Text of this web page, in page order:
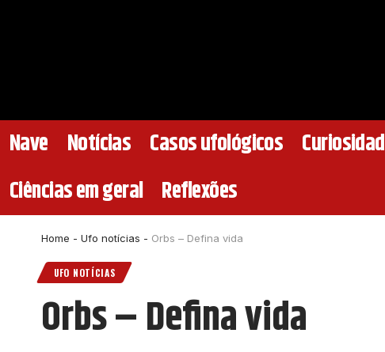
Nave Notícias Casos ufológicos
Ciências em geral Reflexões
Home - Ufo notícias - Orbs – Defina vida
UFO NOTÍCIAS
Orbs – Defina vida